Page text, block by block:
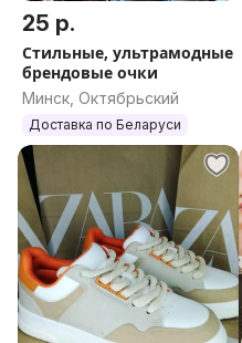
25 р.
Стильные, ультрамодные
брендовые очки
Минск, Октябрьский
Доставка по Беларуси